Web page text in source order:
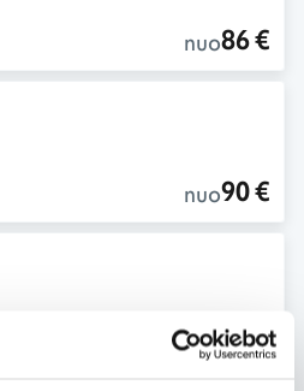
nuo86 €
nuo90 €
nuo92 €